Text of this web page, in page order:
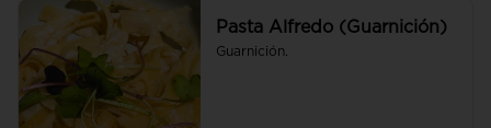
Pasta Alfredo (Guarnición)
Guarnición.